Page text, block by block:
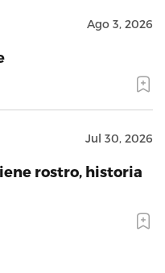
Ago 3, 2026
Jul 30, 2026
rostro, historia